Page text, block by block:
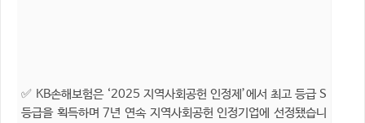
✅ KB손해보험은 ‘2025 지역사회공헌 인정제’에서 최고 등급 S
등급을 획득하며 7년 연속 지역사회공헌 인정기업에 선정됐습니